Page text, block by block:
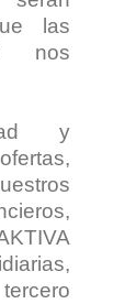
las
nos
y